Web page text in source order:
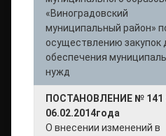
«Виноградовский
муниципальный район»
осуществлению закупок
обеспечения
нужд
ПОСТАНОВЛЕНИЕ № 141
06.02.2014года
О внесении изменений в